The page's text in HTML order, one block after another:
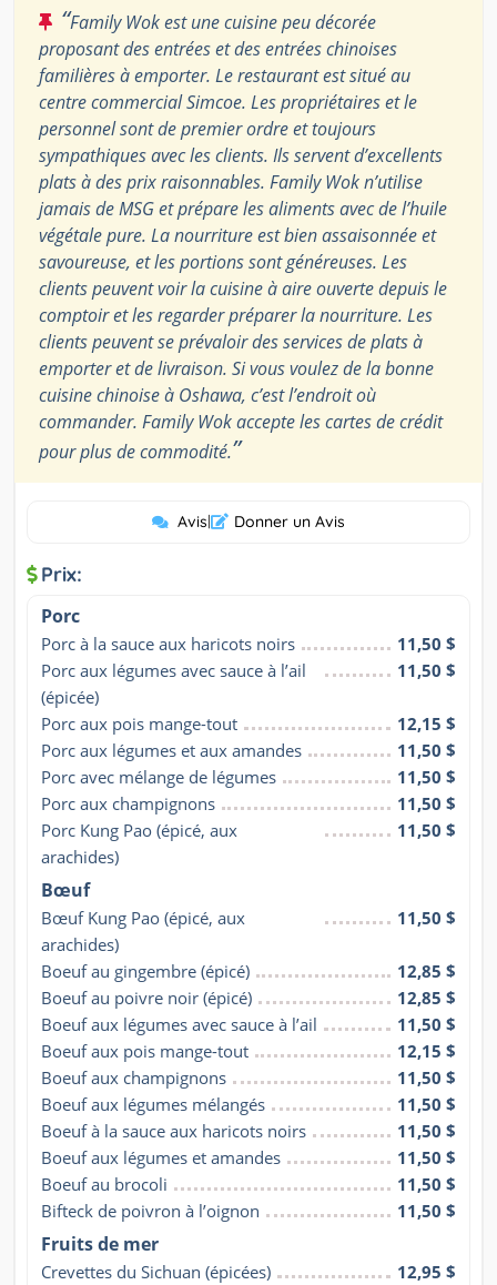
“Family Wok est une cuisine peu décorée
proposant des entrées et des entrées chinoises
familières à emporter. Le restaurant est situé au
centre commercial Simcoe. Les propriétaires et le
personnel sont de premier ordre et toujours
sympathiques avec les clients. Ils servent d’excellents
plats à des prix raisonnables. Family Wok n’utilise
jamais de MSG et prépare les aliments avec de l’huile
végétale pure. La nourriture est bien assaisonnée et
savoureuse, et les portions sont généreuses. Les
clients peuvent voir la cuisine à aire ouverte depuis le
comptoir et les regarder préparer la nourriture. Les
clients peuvent se prévaloir des services de plats à
emporter et de livraison. Si vous voulez de la bonne
cuisine chinoise à Oshawa, c’est l’endroit où
commander. Family Wok accepte les cartes de crédit
pour plus de commodité.”
Avis| Donner un Avis
Prix:
Porc
Porc à la sauce aux haricots noirs
11,50 $
Porc aux légumes avec sauce à l’ail
(épicée)
11,50 $
Porc aux pois mange-tout
12,15 $
Porc aux légumes et aux amandes
11,50 $
Porc avec mélange de légumes
11,50 $
Porc aux champignons
11,50 $
Porc Kung Pao (épicé, aux
arachides)
11,50 $
Bœuf
Bœuf Kung Pao (épicé, aux
arachides)
11,50 $
Boeuf au gingembre (épicé)
12,85 $
Boeuf au poivre noir (épicé)
12,85 $
Boeuf aux légumes avec sauce à l’ail
11,50 $
Boeuf aux pois mange-tout
12,15 $
Boeuf aux champignons
11,50 $
Boeuf aux légumes mélangés
11,50 $
Boeuf à la sauce aux haricots noirs
11,50 $
Boeuf aux légumes et amandes
11,50 $
Boeuf au brocoli
11,50 $
Bifteck de poivron à l’oignon
11,50 $
Fruits de mer
Crevettes du Sichuan (épicées)
12,95 $